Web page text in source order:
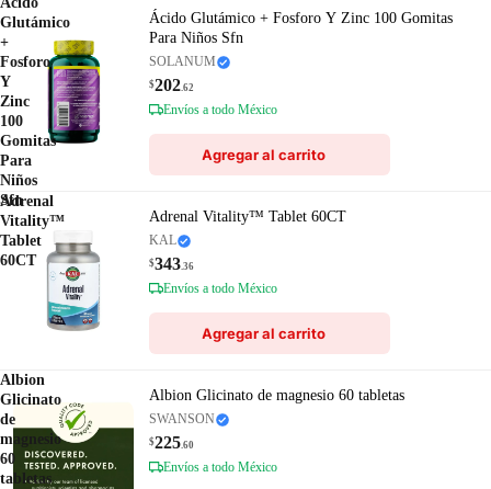
Glutámico
+
Fosforo
Y
Zinc
100
Gomitas
Para
Niños
Sfn
Ácido Glutámico + Fosforo Y Zinc 100 Gomitas
Para Niños Sfn
SOLANUM
$202.62
Envíos a todo México
Agregar al carrito
Adrenal
Vitality™
Tablet
60CT
Adrenal Vitality™ Tablet 60CT
KAL
$343.36
Envíos a todo México
Agregar al carrito
Albion
Glicinato
de
magnesio
60
tabletas
Albion Glicinato de magnesio 60 tabletas
SWANSON
$225.60
Envíos a todo México